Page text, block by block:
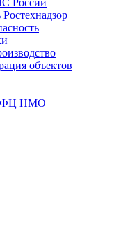
России
объектов
ФЦ НМО